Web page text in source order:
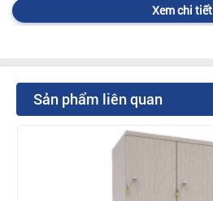
Xem chi tiết
Sản phẩm liên quan